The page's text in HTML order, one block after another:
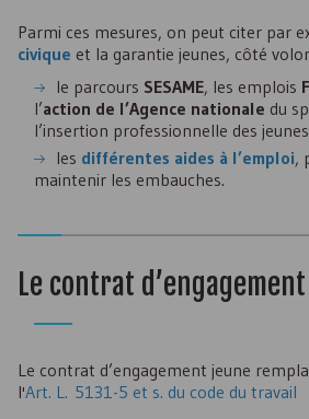
Parmi ces mesures, on peut citer par
civique et la garantie jeunes, côté
le parcours SESAME, les emplois
l’action de l’Agence nationale du
l’insertion professionnelle des
les différentes aides à l’emploi,
maintenir les embauches.
Le contrat
Le contrat d’engagement jeune
l'Art. L. 5131-5 et s. du code du travail